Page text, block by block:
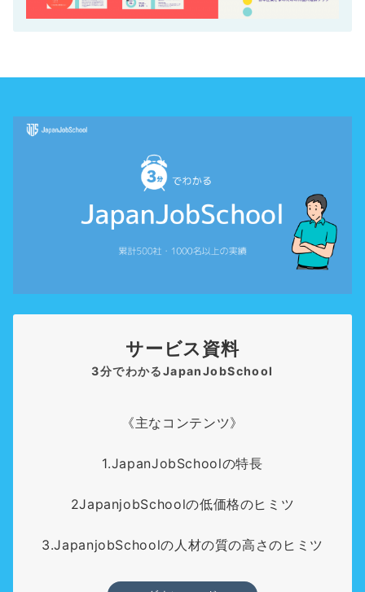
サービス資料
3分でわかるJapanJobSchool
《主なコンテンツ》
1.JapanJobSchoolの特長
2JapanjobSchoolの低価格のヒミツ
3.JapanjobSchoolの人材の質の高さのヒミツ